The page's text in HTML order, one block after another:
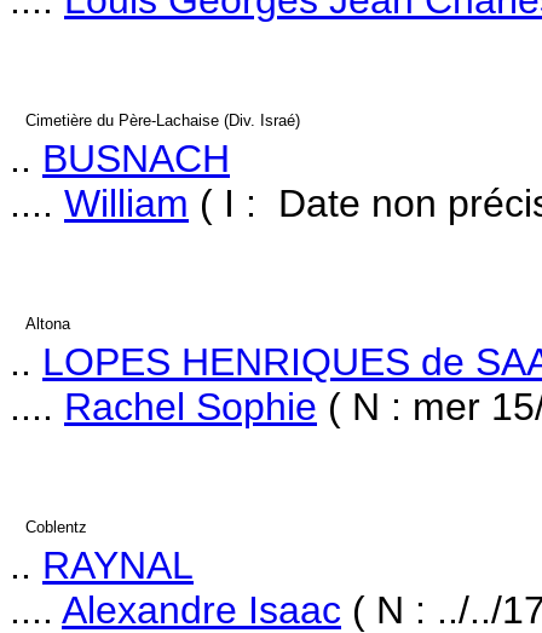
Cimetière du Père-Lachaise (Div. Israé)
.. BUSNACH
.... William ( I : Date non
Altona
.. LOPES HENRIQUES de
.... Rachel Sophie ( N : mer
Coblentz
.. RAYNAL
.... Alexandre Isaac ( N : ../../